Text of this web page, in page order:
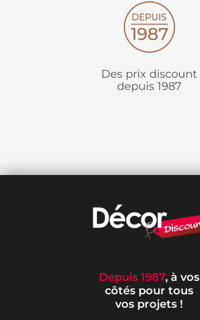
Des prix discount
depuis 1987
Depuis 1987, à vos
côtés pour tous
vos projets !